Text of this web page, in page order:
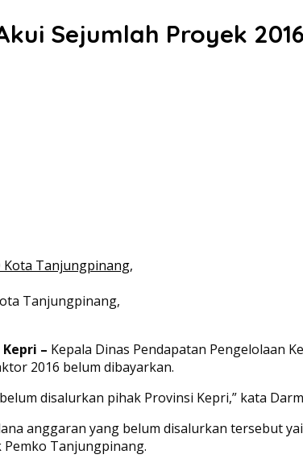
Sejumlah Proyek
Tanjungpinang,
– Kepala Dinas Pendapatan Pengelolaan
2016 belum dibayarkan.
disalurkan pihak Provinsi Kepri,” kata
anggaran yang belum disalurkan tersebut
Tanjungpinang.